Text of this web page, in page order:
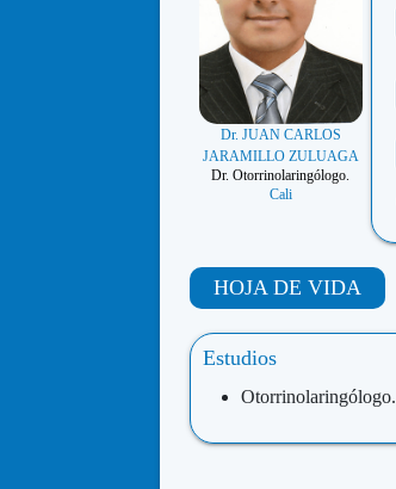
Dr. JUAN CARLOS
JARAMILLO ZULUAGA
Dr. Otorrinolaringólogo.
Cali
HOJA DE VIDA
Estudios
Otorrinolaringólogo.